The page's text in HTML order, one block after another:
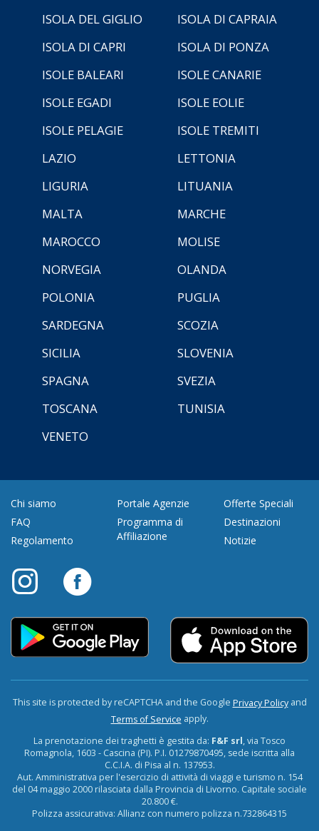
ISOLA DEL GIGLIO
ISOLA DI CAPRAIA
ISOLA DI CAPRI
ISOLA DI PONZA
ISOLE BALEARI
ISOLE CANARIE
ISOLE EGADI
ISOLE EOLIE
ISOLE PELAGIE
ISOLE TREMITI
LAZIO
LETTONIA
LIGURIA
LITUANIA
MALTA
MARCHE
MAROCCO
MOLISE
NORVEGIA
OLANDA
POLONIA
PUGLIA
SARDEGNA
SCOZIA
SICILIA
SLOVENIA
SPAGNA
SVEZIA
TOSCANA
TUNISIA
VENETO
Chi siamo
FAQ
Regolamento
Portale Agenzie
Programma di
Affiliazione
Offerte Speciali
Destinazioni
Notizie
This site is protected by reCAPTCHA and the Google Privacy Policyand
Terms of Service apply.
La prenotazione dei traghetti è gestita da: F&F srl, via Tosco
Romagnola, 1603 - Cascina (PI). P.I. 01279870495, sede iscritta alla
C.C.I.A. di Pisa al n. 137953.
Aut. Amministrativa per l'esercizio di attività di viaggi e turismo n. 154
del 04 maggio 2000 rilasciata dalla Provincia di Livorno. Capitale sociale
20.800 €.
Polizza assicurativa: Allianz con numero polizza n.732864315